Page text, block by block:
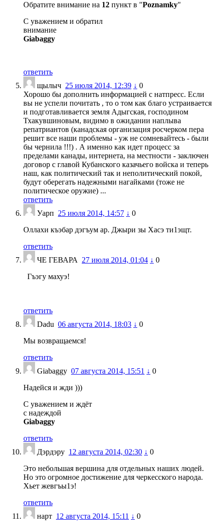
Обратите внимание на 12 пункт в "Poznamky"
С уважением и обратил
внимание
Giabaggy
ответить
щылыч 25 июля 2014, 12:39 ↓ 0
Хорошо бы дополнить информацией с натпресс. Если
вы не успели почитать , то о том как благо устраивается
и подготавливается земля Адыгская, господином
Тхакувшиновым, видимо в ожидании наплыва
репатриантов (канадская организация росчерком пера
решит все наши проблемы - уж не сомневайтесь - были
бы чернила !!!) . А именно как идет процесс за
пределами канады, интернета, на местности - заключен
договор с главой Кубанского казачьего войска и теперь
наш, как политический так и неполитический покой,
будут оберегать надежными нагайками (тоже не
политическое оружие) ...
ответить
Уарп 25 июля 2014, 14:57 ↓ 0
Оллахи къэбар дэгъум ар. Джыри зы Хасэ ти1эщт.
ответить
ЧЕ ГЕВАРА
27 июля 2014, 01:04 ↓ 0
Гъэгу махуэ!
ответить
Dadu 06 августа 2014, 18:03 ↓ 0
Мы возвращаемся!
ответить
Giabaggy 07 августа 2014, 15:51 ↓ 0
Надейся и жди )))
С уважением и ждёт
с надеждой
Giabaggy
ответить
Дэрдэру 12 августа 2014, 02:30 ↓ 0
Это небольшая вершина для отдельных наших людей.
Но это огромное достижение для черкесского народа.
Хьет жевгъы1э!
ответить
нарт 12 августа 2014, 15:11 ↓ 0